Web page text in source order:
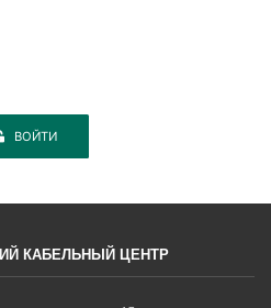
ВОЙТИ
КАБЕЛЬНЫЙ ЦЕНТР